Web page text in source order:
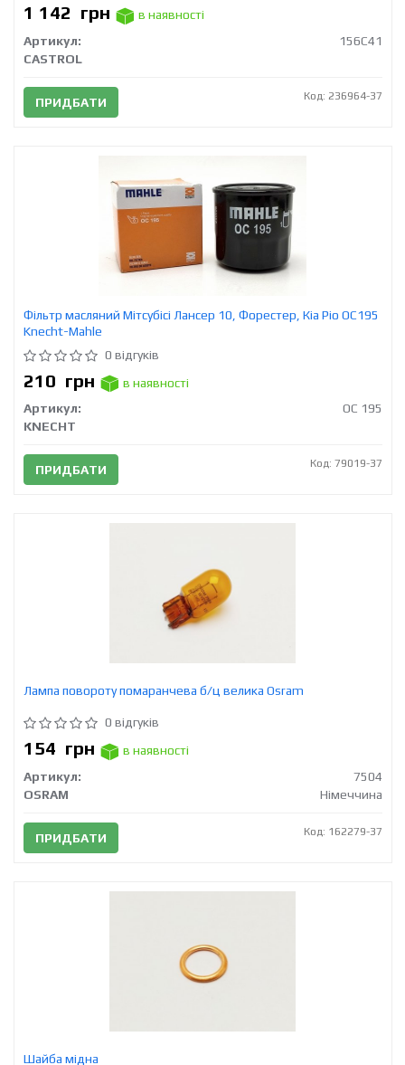
1 142 грн
в наявності
Артикул:
156C41
CASTROL
ПРИДБАТИ Код: 236964-37
Фільтр масляний Мітсубісі Лансер 10, Форестер, Кіа Ріо OC195
Knecht-Mahle
0 відгуків
210 грн
в наявності
Артикул:
OC 195
KNECHT
ПРИДБАТИ Код: 79019-37
Лампа повороту помаранчева б/ц велика Osram
0 відгуків
154 грн
в наявності
Артикул:
7504
OSRAM
Німеччина
ПРИДБАТИ Код: 162279-37
Шайба мідна